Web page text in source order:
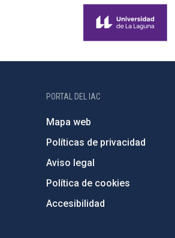
PORTAL DEL IAC
Mapa web
Políticas de privacidad
Aviso legal
Política de cookies
Accesibilidad